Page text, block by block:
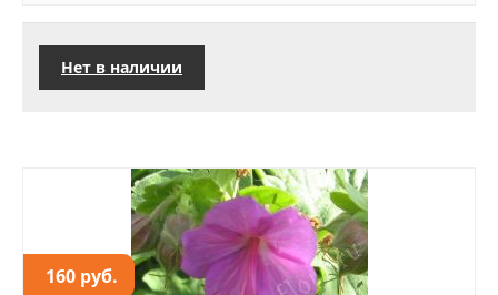
Нет в наличии
160 руб.